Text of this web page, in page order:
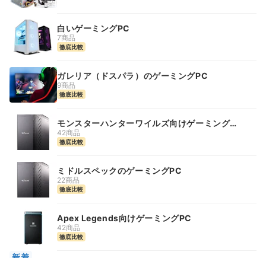
白いゲーミングPC
7商品
徹底比較
ガレリア（ドスパラ）のゲーミングPC
9商品
徹底比較
モンスターハンターワイルズ向けゲーミング
PC
42商品
徹底比較
ミドルスペックのゲーミングPC
22商品
徹底比較
Apex Legends向けゲーミングPC
42商品
徹底比較